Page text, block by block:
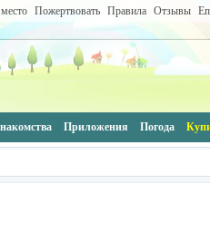
Пожертвовать Правила Отзывы
Приложения Погода